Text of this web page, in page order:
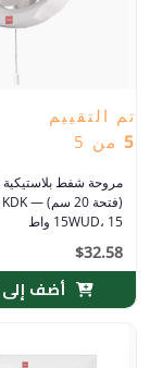
تم التقييم
5 من 5
15WUD، 15 واط
$32.58
أضف إلى